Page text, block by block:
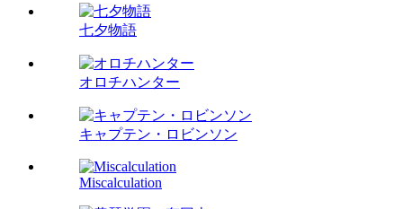
七夕物語
オロチハンター
キャプテン・ロビンソン
Miscalculation